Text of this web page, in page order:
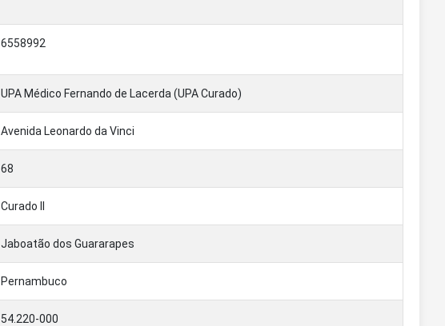
6558992
UPA Médico Fernando de Lacerda (UPA Curado)
Avenida Leonardo da Vinci
68
Curado II
Jaboatão dos Guararapes
Pernambuco
54.220-000